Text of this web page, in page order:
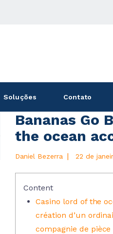
Soluções Contato
Bananas Go
the ocean
Daniel Bezerra | 22 de
Content
Casino lord of the
création d’un
compagnie de